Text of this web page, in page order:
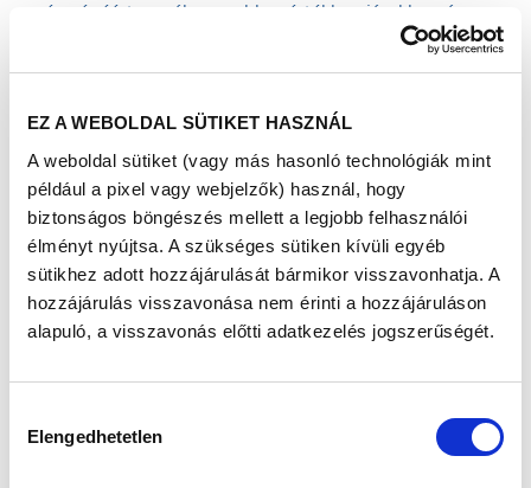
EZ A WEBOLDAL SÜTIKET HASZNÁL
A weboldal sütiket (vagy más hasonló technológiák mint
például a pixel vagy webjelzők) használ, hogy
biztonságos böngészés mellett a legjobb felhasználói
élményt nyújtsa. A szükséges sütiken kívüli egyéb
sütikhez adott hozzájárulását bármikor visszavonhatja. A
hozzájárulás visszavonása nem érinti a hozzájáruláson
alapuló, a visszavonás előtti adatkezelés jogszerűségét.
kiválasztása
Elengedhetetlen
egészségéért, annál nagyobb mértékben járul hozzá a
AZ ADOMÁNYPONTGYŰJTÉS részletes leírása
DOROG
2021. SZEPTEMBER 11. OTTHON TÉR